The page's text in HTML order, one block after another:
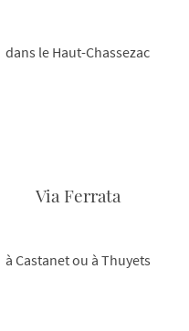
dans le Haut-Chassezac
Via Ferrata
à Castanet ou à Thuyets